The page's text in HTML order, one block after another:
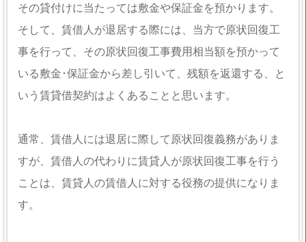
その貸付けに当たっては敷金や保証金を預かります。
そして、賃借人が退居する際には、当方で原状回復工
事を行って、その原状回復工事費用相当額を預かって
いる敷金･保証金から差し引いて、残額を返還する、と
いう賃貸借契約はよくあることと思います。
通常、賃借人には退居に際して原状回復義務がありま
すが、賃借人の代わりに賃貸人が原状回復工事を行う
ことは、賃貸人の賃借人に対する役務の提供になりま
す。